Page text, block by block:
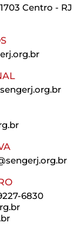
Centro - RJ
6830